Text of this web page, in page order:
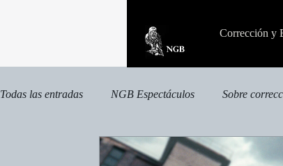
Corrección y
Todas las entradas NGB Espectáculos Sobre
Otras publicaciones Publicaciones especializadas